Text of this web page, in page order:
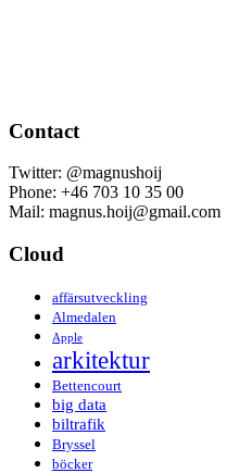
Contact
Twitter: @magnushoij
Phone: +46 703 10 35 00
Mail: magnus.hoij@gmail.com
Cloud
affärsutveckling
Almedalen
Apple
arkitektur
Bettencourt
big data
biltrafik
Bryssel
böcker